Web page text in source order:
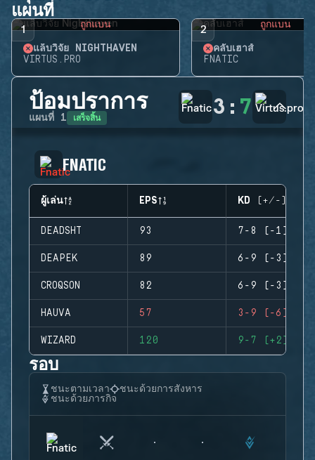
แผนที่
1 ถูกแบน
แล็บวิจัย NIGHTHAVEN
VIRTUS.PRO
2 ถูกแบน
คลับเฮาส์
FNATIC
ป้อมปราการ
แผนที่ 1 เสร็จสิ้น 3 : 7
FNATIC
ผู้เล่น EPS KD (+/-)
DEADSHT 93 7-8 (-1)
DEAPEK 89 6-9 (-3)
CROQSON 82 6-9 (-3)
HAUVA 57 3-9 (-6)
WIZARD 120 9-7 (+2)
รอบ
ชนะตามเวลา
ชนะด้วยการสังหาร
ชนะด้วยภารกิจ